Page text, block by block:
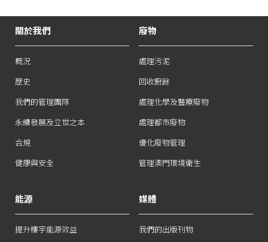
關於我們
概況
歷史
我們的管理團隊
永續發展及立世之本
合規
健康與安全
廢物
處理污泥
回收廚餘
處理化學及醫療廢物
處理都市廢物
優化廢物管理
管理澳門環境衛生
能源
提升樓宇能源效益
媒體
我們的出版刊物